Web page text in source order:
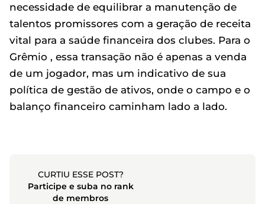
necessidade de equilibrar a manutenção de
talentos promissores com a geração de receita
vital para a saúde financeira dos clubes. Para o
Grêmio , essa transação não é apenas a venda
de um jogador, mas um indicativo de sua
política de gestão de ativos, onde o campo e o
balanço financeiro caminham lado a lado.
CURTIU ESSE POST?
Participe e suba no rank
de membros